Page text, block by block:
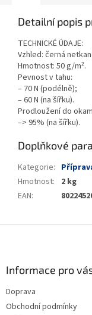
Detailní popis
TECHNICKÉ ÚDAJE:
Vzhled: černá
Hmotnost: 50 g/m².
Pevnost v tahu:
– 70 N (podélně);
– 60 N (na šířku).
Prodloužení do
–> 95% (na šířku).
Doplňkové
Kategorie:
Hmotnost:
2 kg
EAN:
Informace pro
Doprava
Obchodní podmínky